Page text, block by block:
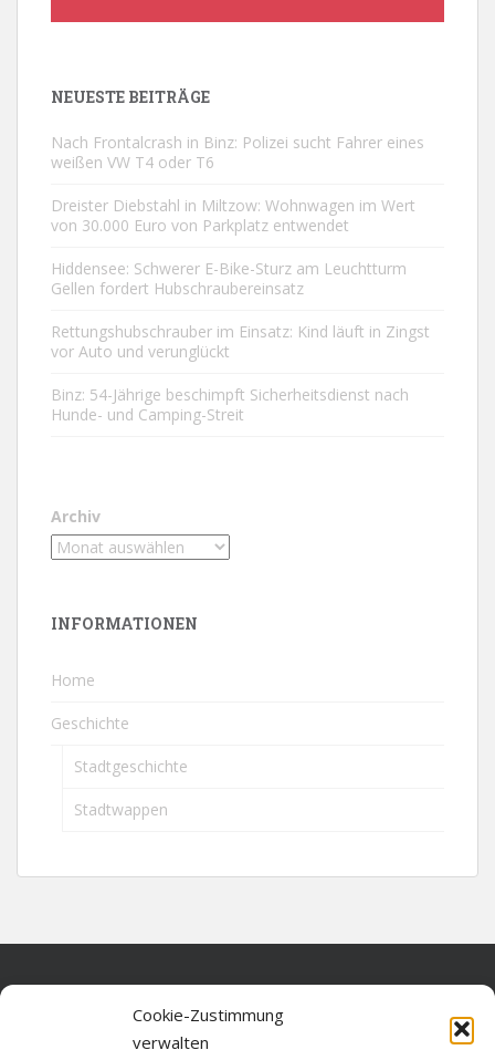
Cookie-Zustimmung
verwalten
NEUESTE BEITRÄGE
Nach Frontalcrash in Binz: Polizei sucht Fahrer eines
weißen VW T4 oder T6
Dreister Diebstahl in Miltzow: Wohnwagen im Wert
von 30.000 Euro von Parkplatz entwendet
Hiddensee: Schwerer E-Bike-Sturz am Leuchtturm
Gellen fordert Hubschraubereinsatz
Rettungshubschrauber im Einsatz: Kind läuft in Zingst
vor Auto und verunglückt
Binz: 54-Jährige beschimpft Sicherheitsdienst nach
Hunde- und Camping-Streit
Archiv
INFORMATIONEN
Home
Geschichte
Stadtgeschichte
Stadtwappen